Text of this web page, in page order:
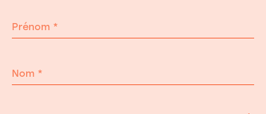
Prénom *
Nom *